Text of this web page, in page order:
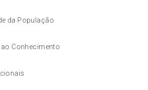
da População
Conhecimento